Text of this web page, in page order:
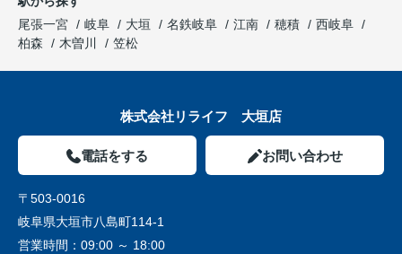
尾張一宮
岐阜 大垣 名鉄岐阜 江南 穂積
西岐阜
柏森
木曽川 笠松
株式会社リライフ 大垣店
電話をする お問い合わせ
〒503-0016
岐阜県大垣市八島町114-1
営業時間： 09:00 ～ 18:00